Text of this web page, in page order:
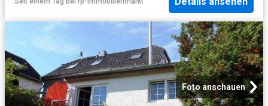
Foto anschauen